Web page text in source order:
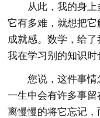
从此，我的身
它有多难，就想把
成就感。数学，给
我在学习别的知识时
您说，这件事
一生中会有许多事
离慢慢的将它忘记